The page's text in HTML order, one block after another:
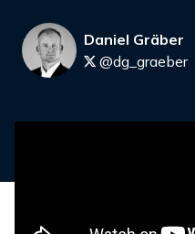
Daniel Gräber
@dg_graeber